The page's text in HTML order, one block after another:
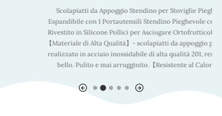
Scolapiatti da Appoggio Stendino per Stoviglie Pieghevole
Espandibile con 1 Portautensili Stendino Pieghevole con Bordo
Rivestito in Silicone Pollici per Asciugare Ortofrutticolo e Piatti
【Materiale di Alta Qualità】- scolapiatti da appoggio per lavello
realizzato in acciaio inossidabile di alta qualità 201, resistente e
bello. Pulito e mai arrugginito.【Resistente al Calore】-…